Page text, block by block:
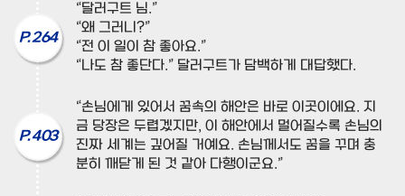
P. 264
“달러구트 님.”
“왜 그러니?”
“전 이 일이 참 좋아요.”
“나도 참 좋단다.” 달러구트가 담백하게 대답했다.
P. 403
“손님에게 있어서 꿈속의 해안은 바로 이곳이에요. 지
금 당장은 두렵겠지만, 이 해안에서 멀어질수록 손님의
진짜 세계는 깊어질 거예요. 손님께서도 꿈을 꾸며 충
분히 깨닫게 된 것 같아 다행이군요.”